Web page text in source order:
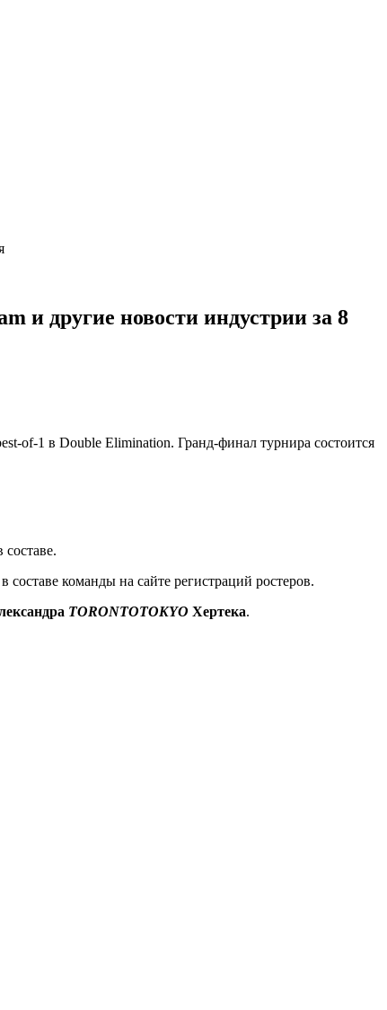
и другие новости индустрии за 8
of-1 в Double Elimination. Гранд-финал турнира состоится
составе.
составе команды на сайте регистраций ростеров.
TORONTOTOKYO Хертека.